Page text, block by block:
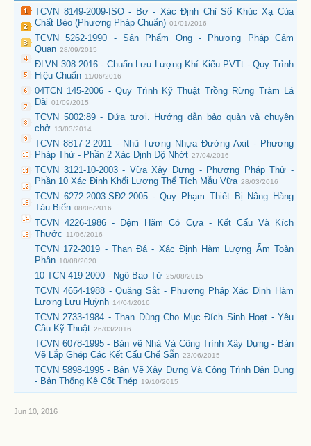
TCVN 8149-2009-ISO - Bơ - Xác Định Chỉ Số Khúc Xạ Của
Chất Béo (Phương Pháp Chuẩn) 01/01/2016
TCVN 5262-1990 - Sản Phẩm Ong - Phương Pháp Cảm
Quan 28/09/2015
ĐLVN 308-2016 - Chuẩn Lưu Lượng Khí Kiểu PVTt - Quy Trình
Hiệu Chuẩn 11/06/2016
04TCN 145-2006 - Quy Trình Kỹ Thuật Trồng Rừng Tràm Lá
Dài 01/09/2015
TCVN 5002:89 - Dứa tươi. Hướng dẫn bảo quản và chuyên
chở 13/03/2014
TCVN 8817-2-2011 - Nhũ Tương Nhựa Đường Axit - Phương
Pháp Thử - Phần 2 Xác Định Độ Nhớt 27/04/2016
TCVN 3121-10-2003 - Vữa Xây Dựng - Phương Pháp Thử -
Phần 10 Xác Định Khối Lượng Thể Tích Mẫu Vữa 28/03/2016
TCVN 6272-2003-SĐ2-2005 - Quy Phạm Thiết Bị Nâng Hàng
Tàu Biển 08/06/2016
TCVN 4226-1986 - Đệm Hãm Có Cựa - Kết Cấu Và Kích
Thước
11/06/2016
TCVN 172-2019 - Than Đá - Xác Định Hàm Lượng Ẩm Toàn
Phần 10/08/2020
10 TCN 419-2000 - Ngô Bao Tử 25/08/2015
TCVN 4654-1988 - Quặng Sắt - Phương Pháp Xác Định Hàm
Lượng Lưu Huỳnh 14/04/2016
TCVN 2733-1984 - Than Dùng Cho Mục Đích Sinh Hoạt - Yêu
Cầu Kỹ Thuật 26/03/2016
TCVN 6078-1995 - Bản vẽ Nhà Và Công Trình Xây Dựng - Bản
Vẽ Lắp Ghép Các Kết Cấu Chế Sẵn 23/06/2015
TCVN 5898-1995 - Bản Vẽ Xây Dựng Và Công Trình Dân Dụng
- Bản Thống Kê Cốt Thép 19/10/2015
Jun 10, 2016